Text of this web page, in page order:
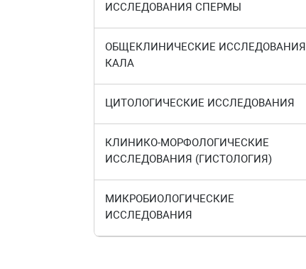
ИССЛЕДОВАНИЯ СПЕРМЫ
ОБЩЕКЛИНИЧЕСКИЕ ИССЛЕДОВАНИЯ
КАЛА
ЦИТОЛОГИЧЕСКИЕ ИССЛЕДОВАНИЯ
КЛИНИКО-МОРФОЛОГИЧЕСКИЕ
ИССЛЕДОВАНИЯ (ГИСТОЛОГИЯ)
МИКРОБИОЛОГИЧЕСКИЕ
ИССЛЕДОВАНИЯ